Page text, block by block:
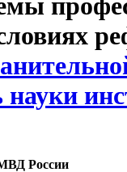
России